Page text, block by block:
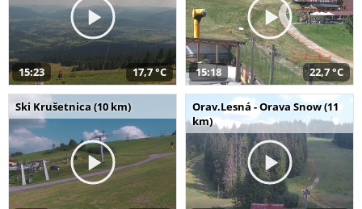
15:23 17,7 °C 15:18 22,7 °C
Ski Krušetnica (10 km)
Orav.Lesná - Orava Snow (11
km)